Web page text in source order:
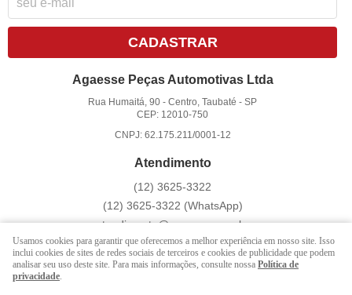
CADASTRAR
Agaesse Peças Automotivas Ltda
Rua Humaitá, 90 -Centro, Taubaté -SP
CEP: 12010-750
CNPJ: 62.175.211/0001-12
Atendimento
(12) 3625-3322
(12) 3625-3322 (WhatsApp)
atendimento@agaesse.com.br
LOJA VIRTUAL CRIADA POR
Usamos cookies para garantir que oferecemos a melhor experiência em nosso site. Isso
inclui cookies de sites de redes sociais de terceiros e cookies de publicidade que podem
analisar seu uso deste site. Para mais informações, consulte nossa Política de
privacidade.